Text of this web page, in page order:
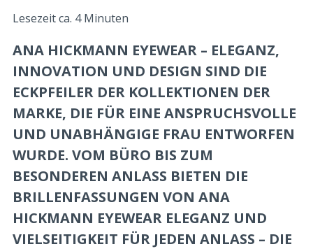
Lesezeit ca. 4 Minuten
ANA HICKMANN EYEWEAR – ELEGANZ,
INNOVATION UND DESIGN SIND DIE
ECKPFEILER DER KOLLEKTIONEN DER
MARKE, DIE FÜR EINE ANSPRUCHSVOLLE
UND UNABHÄNGIGE FRAU ENTWORFEN
WURDE. VOM BÜRO BIS ZUM
BESONDEREN ANLASS BIETEN DIE
BRILLENFASSUNGEN VON ANA
HICKMANN EYEWEAR ELEGANZ UND
VIELSEITIGKEIT FÜR JEDEN ANLASS – DIE